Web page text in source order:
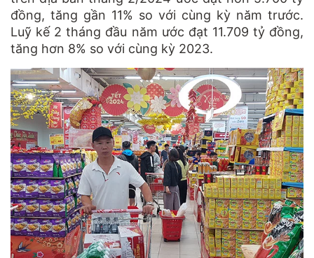
đồng, tăng gần 11% so với cùng kỳ năm trước.
Luỹ kế 2 tháng đầu năm ước đạt 11.709 tỷ đồng,
tăng hơn 8% so với cùng kỳ 2023.